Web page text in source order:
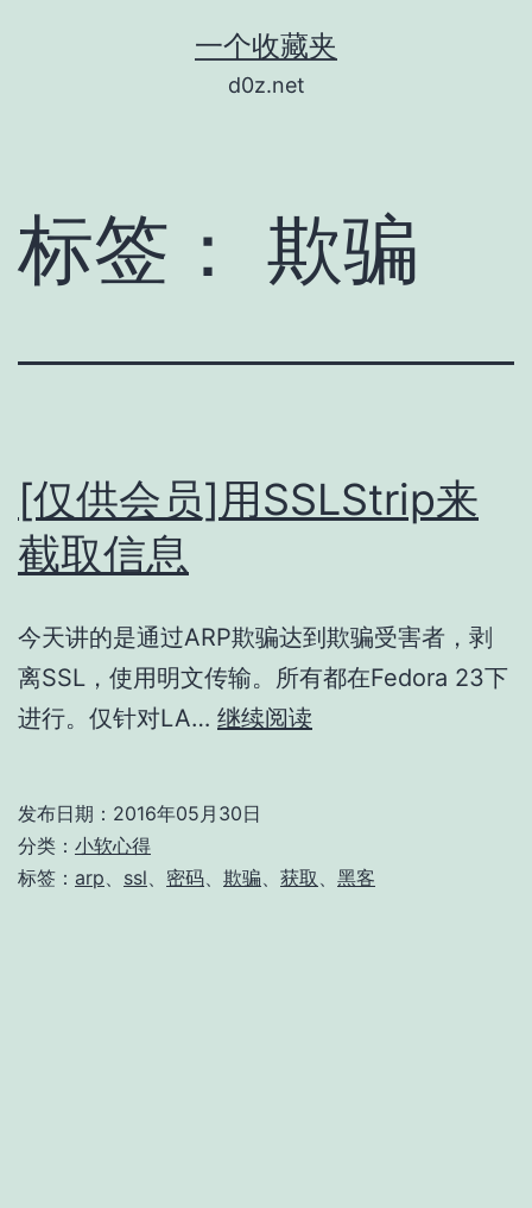
一个收藏夹
d0z.net
标签： 欺骗
[仅供会员]用SSLStrip来
截取信息
今天讲的是通过ARP欺骗达到欺骗受害者，剥
离SSL，使用明文传输。所有都在Fedora 23下
进行。仅针对LA… 继续阅读
用
发布日期： 2016年05月30日
分类： 小软心得
标签： arp ssl 密码 欺骗 获取 黑客